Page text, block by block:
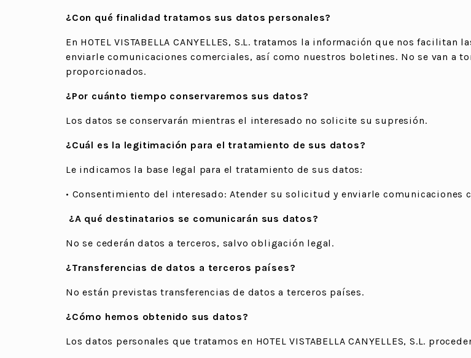
¿Con qué finalidad tratamos sus datos personales?
En HOTEL VISTABELLA CANYELLES, S.L. tratamos la información que nos
enviarle comunicaciones comerciales, así como nuestros boletines. No se van a
proporcionados.
¿Por cuánto tiempo conservaremos sus datos?
Los datos se conservarán mientras el interesado no solicite su supresión.
¿Cuál es la legitimación para el tratamiento de sus datos?
Le indicamos la base legal para el tratamiento de sus datos:
• Consentimiento del interesado: Atender su solicitud y enviarle comunicaciones
¿A qué destinatarios se comunicarán sus datos?
No se cederán datos a terceros, salvo obligación legal.
¿Transferencias de datos a terceros países?
No están previstas transferencias de datos a terceros países.
¿Cómo hemos obtenido sus datos?
Los datos personales que tratamos en HOTEL VISTABELLA CANYELLES, S.L.